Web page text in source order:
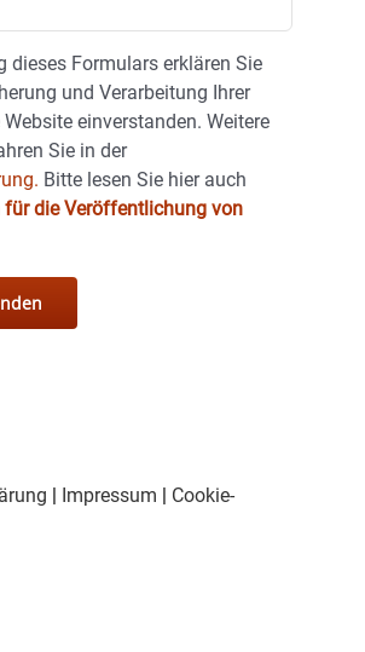
dieses Formulars erklären Sie
und Verarbeitung Ihrer
einverstanden. Weitere
Sie in der
Bitte lesen Sie hier auch
für die Veröffentlichung von
| Impressum | Cookie-